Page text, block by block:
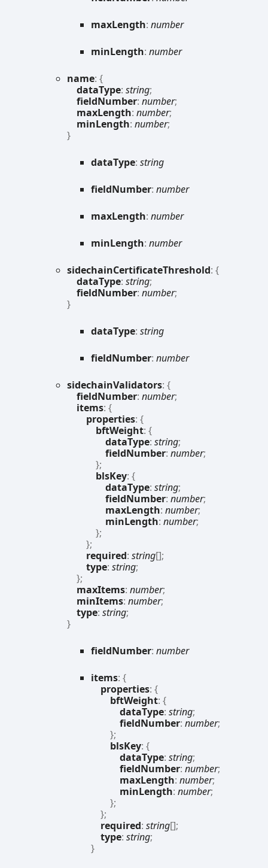
maxLength: number
minLength: number
name: {
dataType: string;
fieldNumber: number;
maxLength: number;
minLength: number;
}
dataType: string
fieldNumber: number
maxLength: number
minLength: number
sidechainCertificateThreshold: {
dataType: string;
fieldNumber: number;
}
dataType: string
fieldNumber: number
sidechainValidators: {
fieldNumber: number;
items: {
properties: {
bftWeight: {
dataType: string;
fieldNumber: number;
};
blsKey: {
dataType: string;
fieldNumber: number;
maxLength: number;
minLength: number;
};
};
required: string[];
type: string;
};
maxItems: number;
minItems: number;
type: string;
}
fieldNumber: number
items: {
properties: {
bftWeight: {
dataType: string;
fieldNumber: number;
};
blsKey: {
dataType: string;
fieldNumber: number;
maxLength: number;
minLength: number;
};
};
required: string[];
type: string;
}